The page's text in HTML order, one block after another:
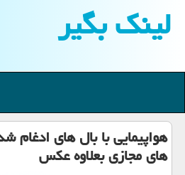
لینك بگیر
هواپیمایی با بال های ادغام
های مجازی بعلاوه عكس